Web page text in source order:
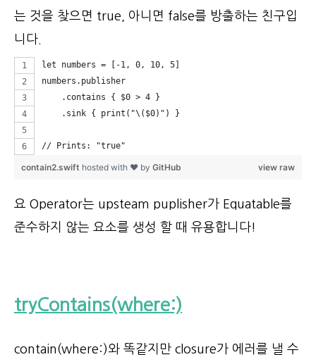
는 것을 찾으면 true, 아니면 false를 방출하는 친구입
니다.
let numbers = [-1, 0, 10, 5]
numbers.publisher
    .contains { $0 > 4 }
    .sink { print("\($0)") }
// Prints: "true"
view raw
contain2.swift hosted with ❤ by GitHub
요 Operator는 upsteam puplisher가 Equatable를
준수하지 않는 요소를 생성 할 때 유용합니다!
tryContains(where:)
contain(where:)와 똑같지만 closure가 에러를 낼 수